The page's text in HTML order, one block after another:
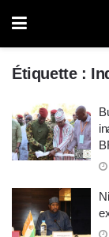
Étiquette :